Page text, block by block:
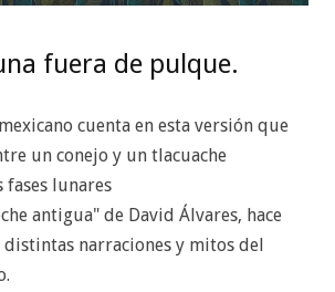
fuera de pulque.
cuenta en esta versión que
un conejo y un tlacuache
lunares
antigua" de David Álvares, hace
distintas narraciones y mitos del